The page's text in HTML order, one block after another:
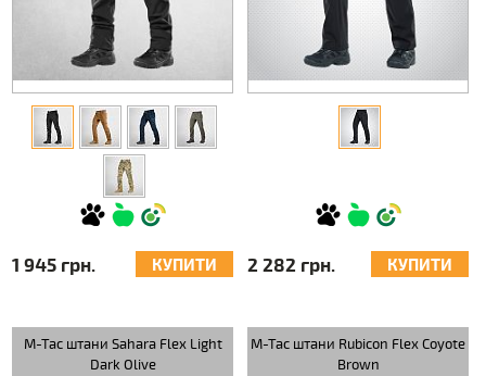
1 945 грн. КУПИТИ 2 282 грн. КУПИТИ
M-Tac штани Sahara Flex Light
Dark Olive
M-Tac штани Rubicon Flex Coyote
Brown